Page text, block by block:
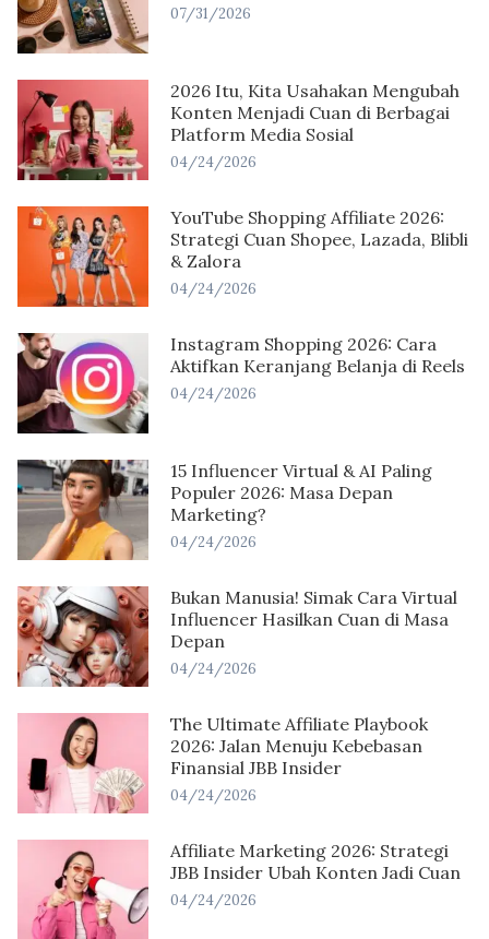
07/31/2026
2026 Itu, Kita Usahakan Mengubah
Konten Menjadi Cuan di Berbagai
Platform Media Sosial
04/24/2026
YouTube Shopping Affiliate 2026:
Strategi Cuan Shopee, Lazada, Blibli
& Zalora
04/24/2026
Instagram Shopping 2026: Cara
Aktifkan Keranjang Belanja di Reels
04/24/2026
15 Influencer Virtual & AI Paling
Populer 2026: Masa Depan
Marketing?
04/24/2026
Bukan Manusia! Simak Cara Virtual
Influencer Hasilkan Cuan di Masa
Depan
04/24/2026
The Ultimate Affiliate Playbook
2026: Jalan Menuju Kebebasan
Finansial JBB Insider
04/24/2026
Affiliate Marketing 2026: Strategi
JBB Insider Ubah Konten Jadi Cuan
04/24/2026